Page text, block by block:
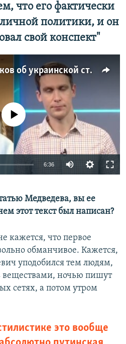
что его фактически
политики, и он
свой конспект"
Федор Крашенинников об украинской статье Медведева
currently available
6:36
Медведева, вы ее
этот текст был написан?
кажется, что первое
обманчивое. Кажется,
уподобился тем людям,
веществами, ночью пишут
сетях, а потом утром
это вообще